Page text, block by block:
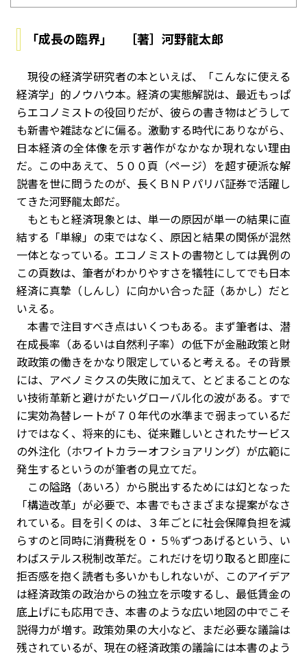
「成長の臨界」 ［著］河野龍太郎
現役の経済学研究者の本といえば、「こんなに使える
経済学」的ノウハウ本。経済の実態解説は、最近もっぱ
らエコノミストの役回りだが、彼らの書き物はどうして
も新書や雑誌などに偏る。激動する時代にありながら、
日本経済の全体像を示す著作がなかなか現れない理由
だ。この中あえて、５００頁（ページ）を超す硬派な解
説書を世に問うたのが、長くＢＮＰパリバ証券で活躍し
てきた河野龍太郎だ。
もともと経済現象とは、単一の原因が単一の結果に直
結する「単線」の束ではなく、原因と結果の関係が混然
一体となっている。エコノミストの書物としては異例の
この頁数は、筆者がわかりやすさを犠牲にしてでも日本
経済に真摯（しんし）に向かい合った証（あかし）だと
いえる。
本書で注目すべき点はいくつもある。まず筆者は、潜
在成長率（あるいは自然利子率）の低下が金融政策と財
政政策の働きをかなり限定していると考える。その背景
には、アベノミクスの失敗に加えて、とどまることのな
い技術革新と避けがたいグローバル化の波がある。すで
に実効為替レートが７０年代の水準まで弱まっているだ
けではなく、将来的にも、従来難しいとされたサービス
の外注化（ホワイトカラーオフショアリング）が広範に
発生するというのが筆者の見立てだ。
この隘路（あいろ）から脱出するためには幻となった
「構造改革」が必要で、本書でもさまざまな提案がなさ
れている。目を引くのは、３年ごとに社会保障負担を減
らすのと同時に消費税を０・５％ずつあげるという、い
わばステルス税制改革だ。これだけを切り取ると即座に
拒否感を抱く読者も多いかもしれないが、このアイデア
は経済政策の政治からの独立を示唆するし、最低賃金の
底上げにも応用でき、本書のような広い地図の中でこそ
説得力が増す。政策効果の大小など、まだ必要な議論は
残されているが、現在の経済政策の議論には本書のよう